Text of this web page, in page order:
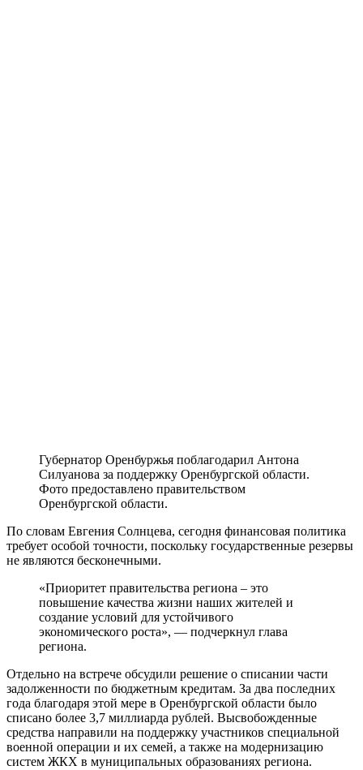
Губернатор Оренбуржья поблагодарил Антона
Силуанова за поддержку Оренбургской области.
Фото предоставлено правительством
Оренбургской области.
По словам Евгения Солнцева, сегодня финансовая политика
требует особой точности, поскольку государственные резервы
не являются бесконечными.
«Приоритет правительства региона – это
повышение качества жизни наших жителей и
создание условий для устойчивого
экономического роста», — подчеркнул глава
региона.
Отдельно на встрече обсудили решение о списании части
задолженности по бюджетным кредитам. За два последних
года благодаря этой мере в Оренбургской области было
списано более 3,7 миллиарда рублей. Высвобожденные
средства направили на поддержку участников специальной
военной операции и их семей, а также на модернизацию
систем ЖКХ в муниципальных образованиях региона.